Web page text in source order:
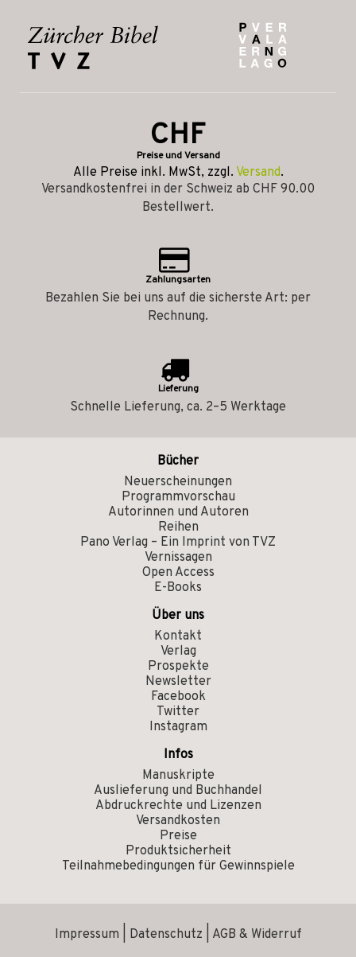
CHF
Preise und Versand
Alle Preise inkl. MwSt, zzgl. Versand.
Versandkostenfrei in der Schweiz ab CHF 90.00
Bestellwert.
Zahlungsarten
Bezahlen Sie bei uns auf die sicherste Art: per
Rechnung.
Lieferung
Schnelle Lieferung, ca. 2–5 Werktage
Bücher
Neuerscheinungen
Programmvorschau
Autorinnen und Autoren
Reihen
Pano Verlag – Ein Imprint von TVZ
Vernissagen
Open Access
E-Books
Über uns
Kontakt
Verlag
Prospekte
Newsletter
Facebook
Twitter
Instagram
Infos
Manuskripte
Auslieferung und Buchhandel
Abdruckrechte und Lizenzen
Versandkosten
Preise
Produktsicherheit
Teilnahmebedingungen für Gewinnspiele
Impressum Datenschutz AGB & Widerruf